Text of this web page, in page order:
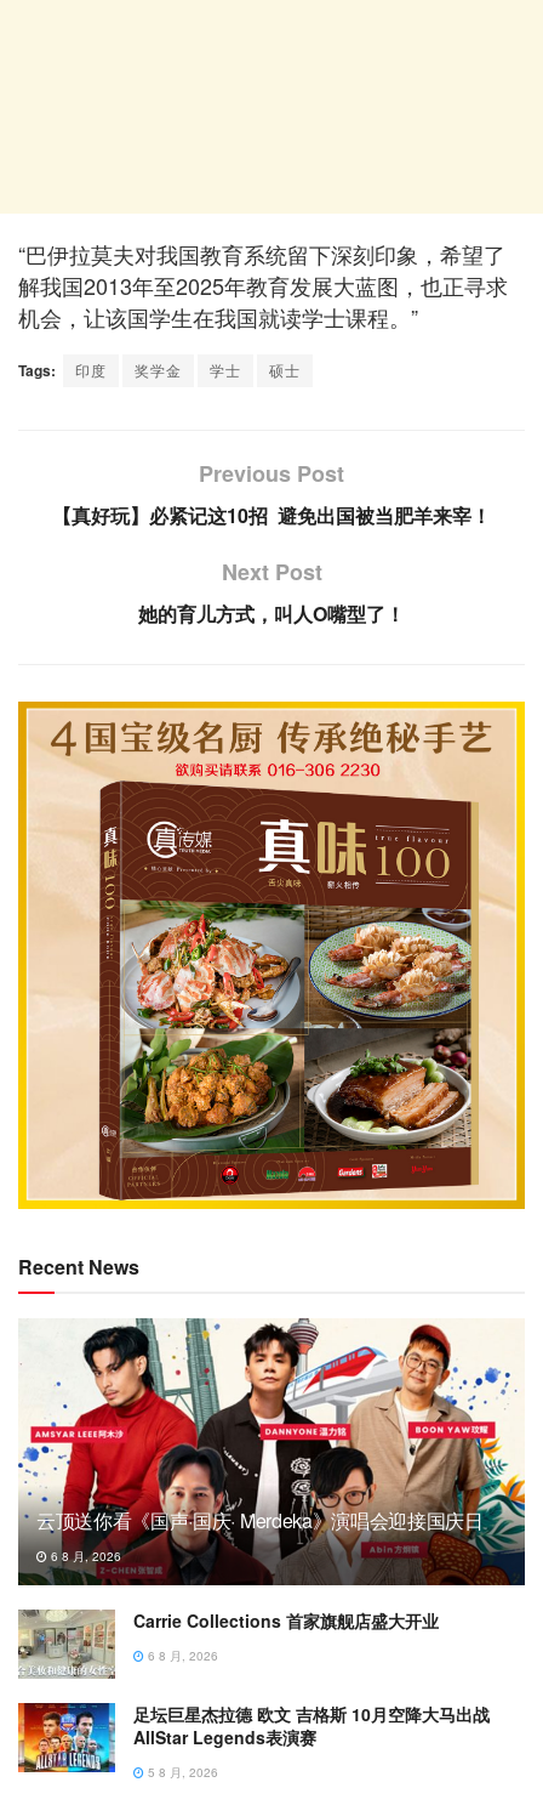
“巴伊拉莫夫对我国教育系统留下深刻印象，希望了
解我国2013年至2025年教育发展大蓝图，也正寻求
机会，让该国学生在我国就读学士课程。”
Tags: 印度 奖学金 学士 硕士
Previous Post
【真好玩】必紧记这10招 避免出国被当肥羊来宰！
Next Post
她的育儿方式，叫人O嘴型了！
Recent News
云顶送你看《国声·国庆· Merdeka》演唱会迎接国庆日
6 8 月, 2026
Carrie Collections 首家旗舰店盛大开业
6 8 月, 2026
足坛巨星杰拉德 欧文 吉格斯 10月空降大马出战
AllStar Legends表演赛
5 8 月, 2026